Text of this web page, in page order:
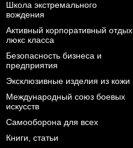
Школа экстремального
вождения
Активный корпоративный отдых
люкс класса
Безопасность бизнеса и
предприятия
Эксклюзивные изделия из кожи
Международный союз боевых
искусств
Самооборона для всех
Книги, статьи